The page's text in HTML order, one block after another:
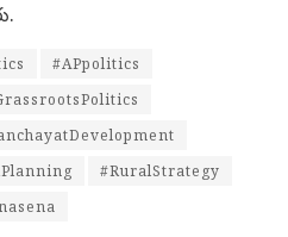
#APpolitics
#RuralStrategy